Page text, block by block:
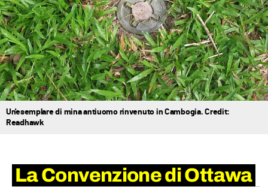
Un'esemplare di mina antiuomo rinvenuto in Cambogia. Credit:
Readhawk
La Convenzione di Ottawa